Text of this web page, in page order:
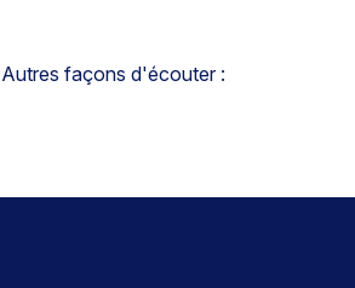
Autres façons d'écouter :